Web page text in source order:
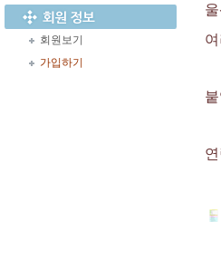
회원보기
가입하기